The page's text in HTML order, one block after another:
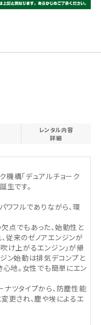
レンタル内容
詳細
機構「デュアルチョーク
生です。
ワフルでありながら、環
点でもあった、始動性と
従来のゼノアエンジンが
け上がるエンジン｣が帰
ン始動は排気デコンプと
心地。女性でも簡単にエン
ナツタイプから、防塵性能
更され、塵や埃によるエ